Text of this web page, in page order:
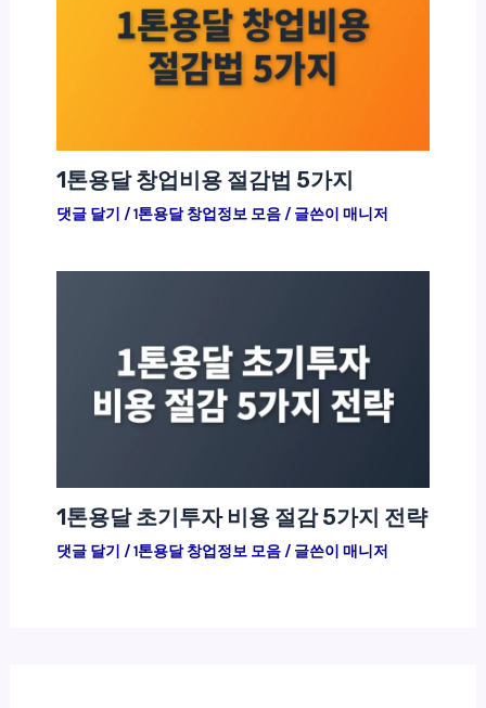
1톤용달 창업비용 절감법 5가지
댓글 달기 /1톤용달 창업정보 모음/ 글쓴이 매니저
1톤용달 초기투자 비용 절감 5가지 전략
댓글 달기 /1톤용달 창업정보 모음/ 글쓴이 매니저